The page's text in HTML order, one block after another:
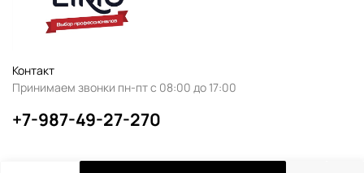
Контакт
Принимаем звонки пн-пт с 08:00 до 17:00
+7-987-49-27-270